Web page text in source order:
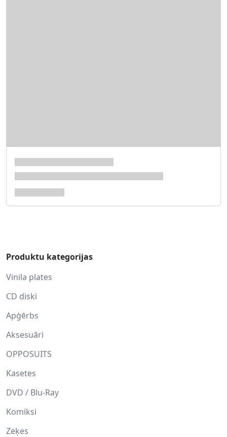
Produktu kategorijas
Vinila plates
CD diski
Apģērbs
Aksesuāri
OPPOSUITS
Kasetes
DVD / Blu-Ray
Komiksi
Zeķes